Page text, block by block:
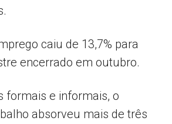
caiu de 13,7% para
encerrado em outubro.
formais e informais, o
absorveu mais de três